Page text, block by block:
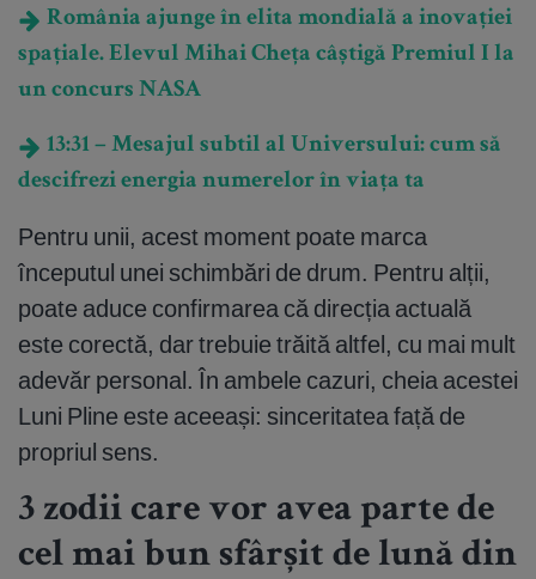
România ajunge în elita mondială a inovației
spațiale. Elevul Mihai Cheța câștigă Premiul I la
un concurs NASA
13:31 – Mesajul subtil al Universului: cum să
descifrezi energia numerelor în viața ta
Pentru unii, acest moment poate marca
începutul unei schimbări de drum. Pentru alții,
poate aduce confirmarea că direcția actuală
este corectă, dar trebuie trăită altfel, cu mai mult
adevăr personal. În ambele cazuri, cheia acestei
Luni Pline este aceeași: sinceritatea față de
propriul sens.
3 zodii care vor avea parte de
cel mai bun sfârșit de lună din